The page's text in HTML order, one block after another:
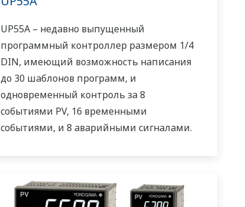
UP55A – недавно выпущенный
программный контроллер размером 1/4
DIN, имеющий возможность написания
до 30 шаблонов программ, и
одновременный контроль за 8
событиями PV, 16 временными
событиями, и 8 аварийными сигналами.